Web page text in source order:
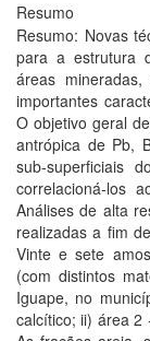
Resumo
Resumo: Novas
para a estrutura
áreas
importantes
O objetivo geral
antrópica de Pb,
sub-superficiais
correlacioná-los
Análises de alta
realizadas a fim
Vinte e sete
(com distintos
Iguape, no
calcítico; ii) área 2